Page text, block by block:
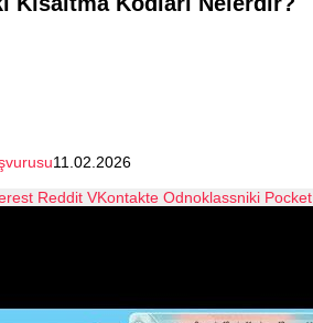
11.02.2026
Reddit VKontakte Odnoklassniki Pocket